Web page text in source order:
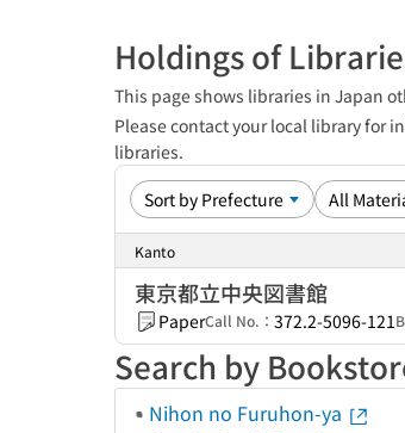
Holdings of
This page shows libraries in Japan
Please contact your local library for
libraries.
Kanto
東京都立中央図書館
PaperCall No.： 372.2-5096-121
Search by
Nihon no Furuhon-ya